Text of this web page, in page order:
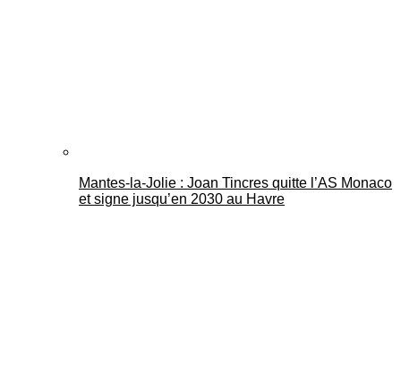
Mantes-la-Jolie : Joan Tincres quitte l’AS Monaco
et signe jusqu’en 2030 au Havre